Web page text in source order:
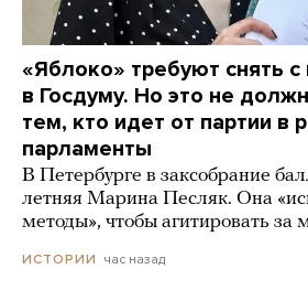
«Яблоко» требуют снять
в Госдуму. Но это не
тем, кто идет от партии в
парламенты
В Петербурге в заксобрание
летняя Марина Песляк. Она
методы», чтобы агитировать за
ИСТОРИИ час назад